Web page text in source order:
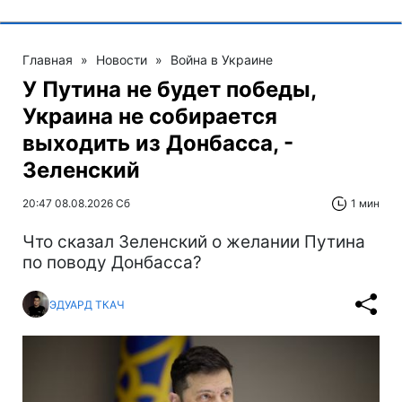
Главная » Новости » Война в Украине
У Путина не будет победы,
Украина не собирается
выходить из Донбасса, -
Зеленский
20:47 08.08.2026 Сб 1 мин
Что сказал Зеленский о желании Путина
по поводу Донбасса?
ЭДУАРД ТКАЧ